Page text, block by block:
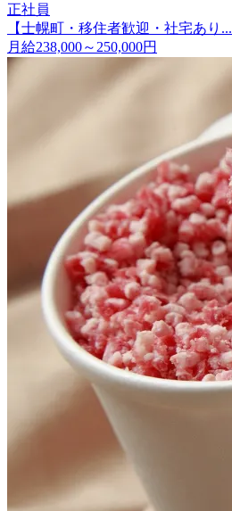
正社員
【士幌町・移住者歓迎・社宅あり...
月給238,000～250,000円